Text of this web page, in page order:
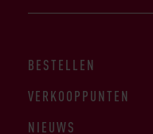
BESTELLEN
VERKOOPPUNTEN
NIEUWS